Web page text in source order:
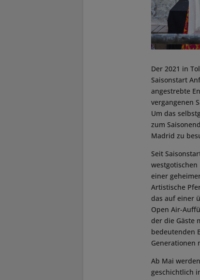
Der 2021 in
Saisonstart
angestrebte
vergangenen
Um das
zum
Madrid zu
Seit
einer
Artistische
das auf einer
Open Air-
der die Gäste
bedeutenden
Generationen
Ab Mai
geschichtlich